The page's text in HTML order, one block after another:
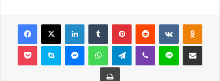
Facebook
X LinkedInTumblr PinterestReddit VKontakte
Pocket Skype MessengerWhatsAppTelegramViber Line E-Posta ile
Yazdır